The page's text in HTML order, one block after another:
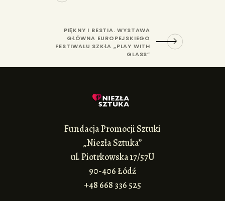
PIĘKNY I BESTIA. WYSTAWA
GŁÓWNA EUROPEJSKIEGO
FESTIWALU SZKŁA „PLAY WITH
GLASS”
Fundacja Promocji Sztuki
„Niezła Sztuka”
ul. Piotrkowska 17/57U
90-406 Łódź
+48 668 336 525